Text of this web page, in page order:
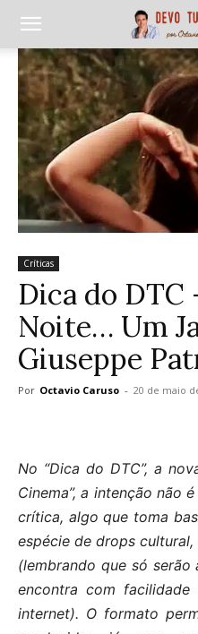
Críticas
Dica do DTC
Noite… Um
Giuseppe
Por Octavio Caruso - 20 de maio
No “Dica do DTC”, a
Cinema”, a intenção não
crítica, algo que toma
espécie de drops
(lembrando que só
encontra com facilidade
internet). O formato